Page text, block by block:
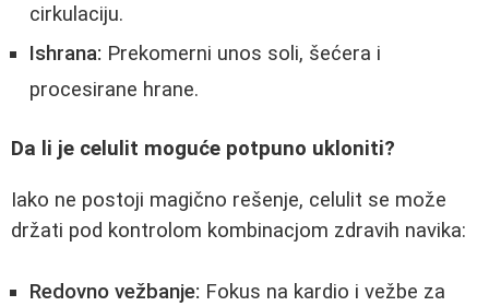
cirkulaciju.
Ishrana: Prekomerni unos soli, šećera i
procesirane hrane.
Da li je celulit moguće potpuno ukloniti?
Iako ne postoji magično rešenje, celulit se može
držati pod kontrolom kombinacjom zdravih navika:
Redovno vežbanje: Fokus na kardio i vežbe za